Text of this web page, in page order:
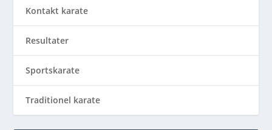
Kontakt karate
Resultater
Sportskarate
Traditionel karate